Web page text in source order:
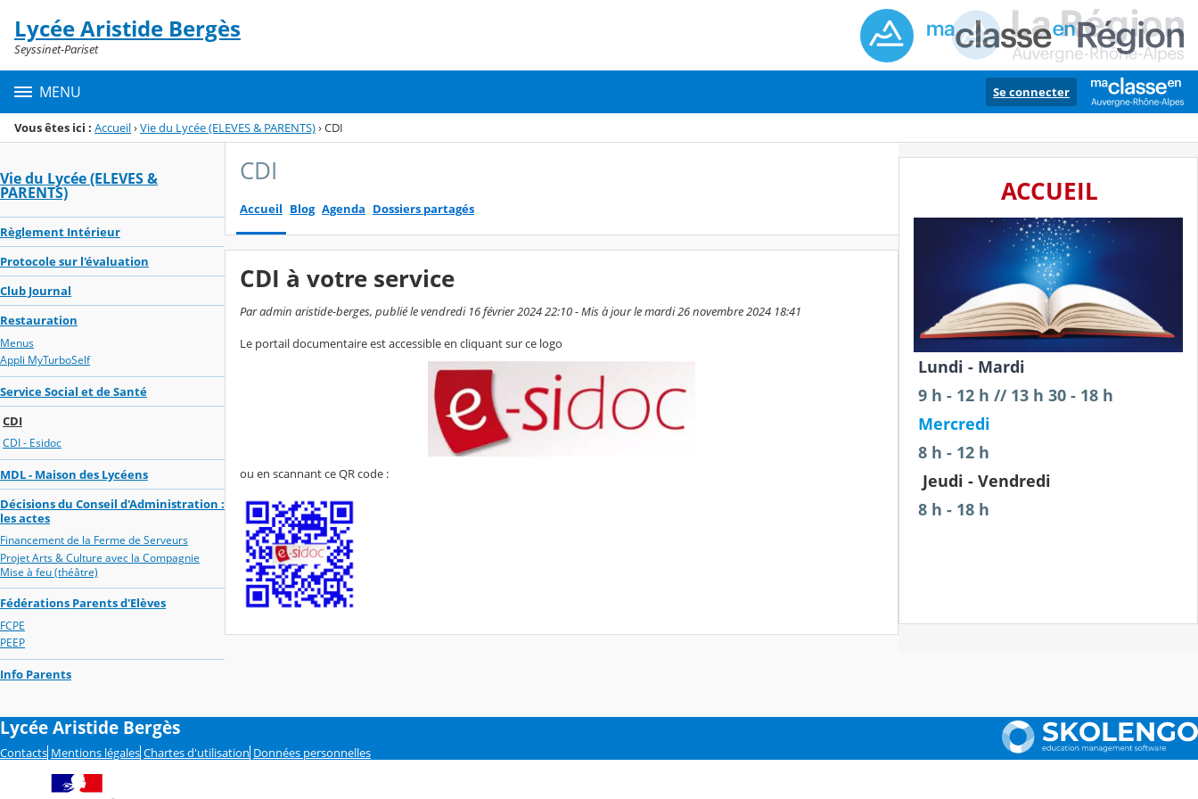
Menu de la rubrique
Contenu
Lycée Aristide Bergès
Seyssinet-Pariset
MENU Se connecter
Vous êtes ici : Accueil›Vie du Lycée (ELEVES & PARENTS)›CDI
Vie du Lycée (ELEVES &
PARENTS)
Règlement Intérieur
Protocole sur l'évaluation
Club Journal
Restauration
Menus
Appli MyTurboSelf
Service Social et de Santé
CDI
CDI - Esidoc
MDL - Maison des Lycéens
Décisions du Conseil d'Administration :
les actes
Financement de la Ferme de Serveurs
Projet Arts & Culture avec la Compagnie
Mise à feu (théâtre)
Fédérations Parents d'Elèves
FCPE
PEEP
Info Parents
CDI
Accueil Blog Agenda Dossiers partagés
CDI à votre service
Par admin aristide-berges, publié le vendredi 16 février 2024 22:10 - Mis à jour le mardi 26 novembre 2024 18:41
Le portail documentaire est accessible en cliquant sur ce logo
ou en scannant ce QR code :
ACCUEIL
Lundi - Mardi
9 h - 12 h // 13 h 30 - 18 h
Mercredi
8 h - 12 h
Jeudi - Vendredi
8 h - 18 h
Lycée Aristide Bergès
Contacts Mentions légales Chartes d'utilisation Données personnelles